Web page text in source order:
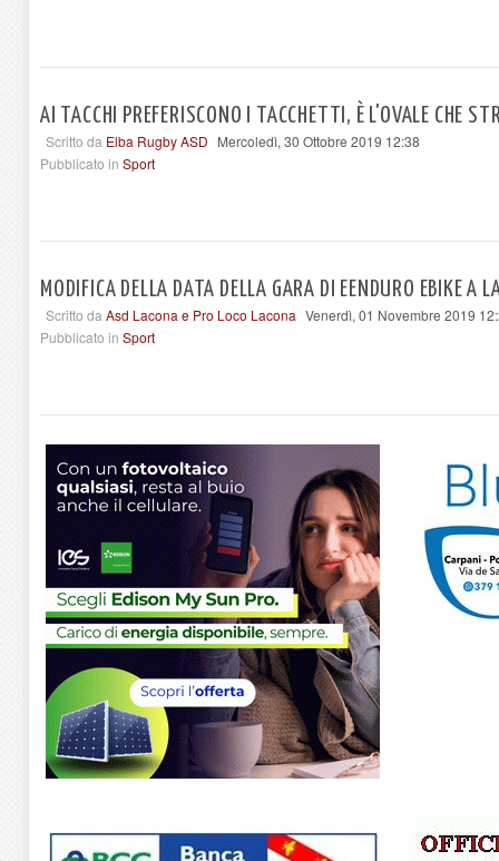
AI TACCHI PREFERISCONO I TACCHETTI, È L'OVALE CHE
Scritto da Elba Rugby ASD Mercoledì, 30 Ottobre 2019 12:38
Pubblicato in Sport
MODIFICA DELLA DATA DELLA GARA DI EENDURO EBIKE A
Scritto da Asd Lacona e Pro Loco Lacona Venerdì, 01 Novembre 2019
Pubblicato in Sport